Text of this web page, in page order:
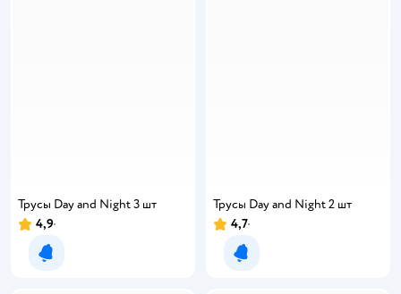
Трусы Day and Night 3 шт
4,9
Уведомить о появлении
Трусы Day and Night 2 шт
4,7
Уведомить о появлении